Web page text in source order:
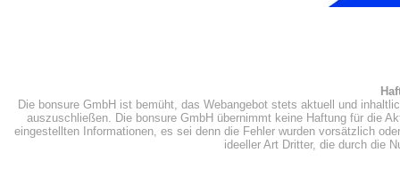
Die bonsure GmbH ist bemüht, das Webangebot stets aktuell und
auszuschließen. Die bonsure GmbH übernimmt keine Haftung für die
eingestellten Informationen, es sei denn die Fehler wurden vorsätzlich
ideeller Art Dritter, die durch die